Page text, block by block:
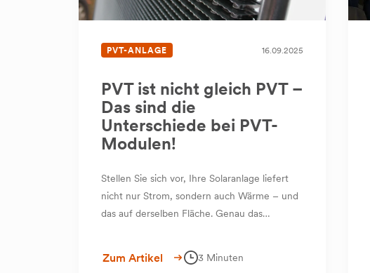
PVT-ANLAGE 16.09.2025
PVT ist nicht gleich PVT –
Das sind die
Unterschiede bei PVT-
Modulen!
Stellen Sie sich vor, Ihre Solaranlage liefert
nicht nur Strom, sondern auch Wärme – und
das auf derselben Fläche. Genau das
Photovoltaik (PV) und Thermie (T) in einem
einzigen Modul.
Zum Artikel 3 Minuten